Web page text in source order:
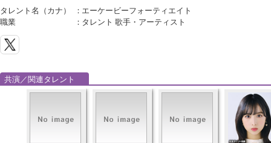
タレント名（カナ） ： エーケービーフォーティエイト
職業
： タレント 歌手・アーティスト
共演／関連タレント